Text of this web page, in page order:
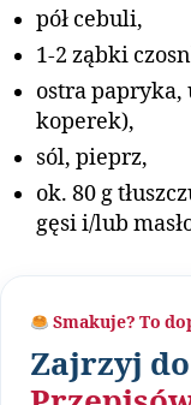
pół cebuli,
1-2 ząbki
ostra papryka,
koperek),
sól, pieprz,
ok. 80 g
gęsi i/lub
Smakuje? To
Zajrzyj do